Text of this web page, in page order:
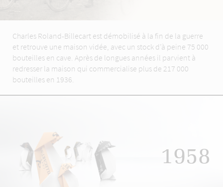
Charles Roland-Billecart est démobilisé à la fin de la guerre
et retrouve une maison vidée, avec un stock d’à peine 75 000
bouteilles en cave. Après de longues années il parvient à
redresser la maison qui commercialise plus de 217 000
bouteilles en 1936.
1958